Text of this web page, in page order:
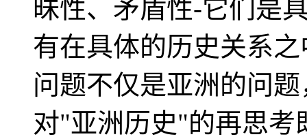
昧性、矛盾性-它们是
有在具体的历史关系
问题不仅是亚洲的问
对"亚洲历史"的再思考